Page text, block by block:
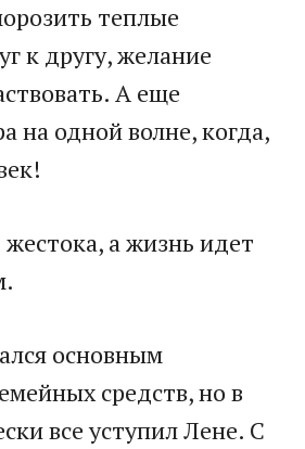
теплые
к другу, желание
А еще
на одной волне, когда,
а жизнь идет
основным
средств, но в
все уступил Лене. С